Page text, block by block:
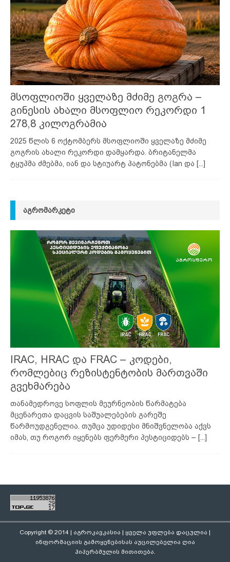
მსოფლიოში ყველაზე მძიმე გოგრა –
გინესის ახალი მსოფლიო რეკორდი 1
278,8 კილოგრამია
2025 წლის 6 ოქტომბერს მსოფლიოში ყველაზე მძიმე
გოგრის ახალი რეკორდი დამყარდა. ბრიტანელმა
ტყუპმა ძმებმა, იან და სტიუარტ პატონებმა (Ian და [...]
ᲐᲒᲠᲝᲛᲐᲠᲙᲔᲢᲘ
IRAC, HRAC და FRAC – კოდები,
რომლებიც რეზისტენტობის მართვაში
გვეხმარება
თანამედროვე სოფლის მეურნეობის წარმატება
მცენარეთა დაცვის საშუალებების გარეშე
წარმოუდგენელია. თუმცა უდიდესი მნიშვნელობა აქვს
იმას, თუ როგორ იყენებს ფერმერი პესტიციდებს – [...]
Copyright © 2014 | აგროკავკასია | ყველა უფლება დაცულია |
ინფორმაციის გამოყენებისას აუცილებელია ღია
ჰიპერბმულის მითითება.